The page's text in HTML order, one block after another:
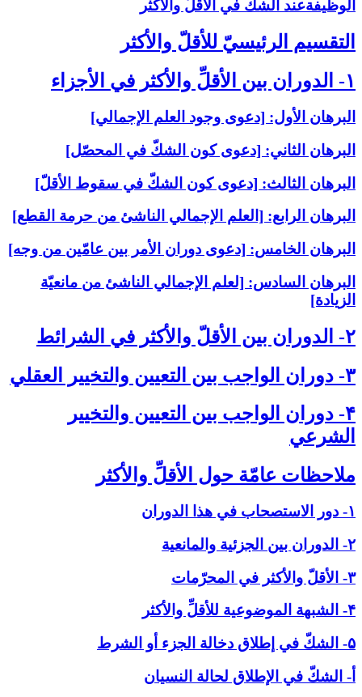
الوظيفةعند الشكّ في الأقلّ والأكثر
التقسيم الرئيسيّ للأقلّ والأكثر
۱- الدوران بين الأقلِّ والأكثر في الأجزاء
البرهان الأول: [دعوى وجود العلم الإجمالي‏]
البرهان الثاني: [دعوى كون الشكّ في المحصّل‏]
البرهان الثالث: [دعوى كون الشكّ في سقوط الأقلّ‏]
البرهان الرابع: [العلم الإجمالي الناشئ من حرمة القطع‏]
البرهان الخامس: [دعوى دوران الأمر بين عامّين من وجه‏]
البرهان السادس: [لعلم الإجمالي الناشئ من مانعيّة
الزيادة]
۲- الدوران بين الأقلّ والأكثر في الشرائط
۳- دوران الواجب بين التعيين والتخيير العقلي‏
۴- دوران الواجب بين التعيين والتخيير
الشرعي‏
ملاحظات عامّة حول الأقلِّ والأكثر
۱- دور الاستصحاب في هذا الدوران
۲- الدوران بين الجزئية والمانعية
۳- الأقلّ والأكثر في المحرّمات
۴- الشبهة الموضوعية للأقلِّ والأكثر
۵- الشكّ في إطلاق دخالة الجزء أو الشرط
أ- الشكّ في الإطلاق لحالة النسيان